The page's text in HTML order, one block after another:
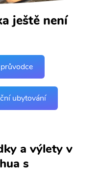
ještě není
ubytování
a výlety v
s